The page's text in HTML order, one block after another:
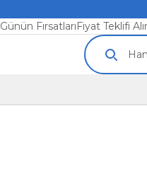
Günün FırsatlarıFiyat Teklifi